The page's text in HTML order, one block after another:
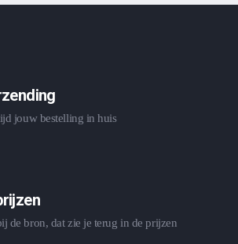
jouw bestelling in huis
de bron, dat zie je terug in de prijzen